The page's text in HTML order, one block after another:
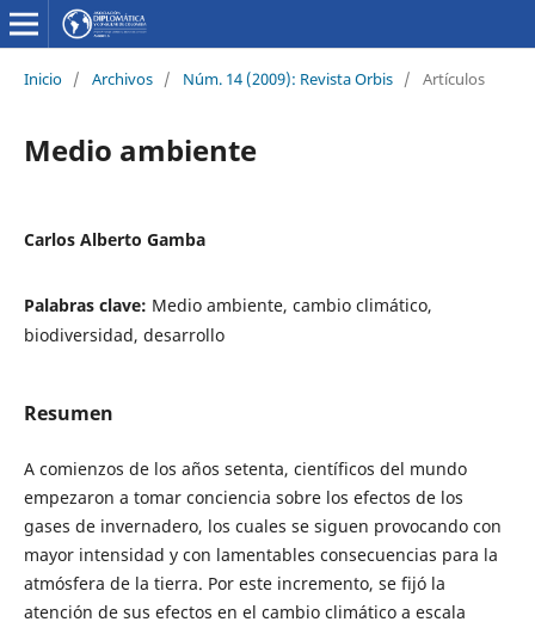
Inicio / Archivos / Núm. 14 (2009): Revista Orbis / Artículos
Medio ambiente
Carlos Alberto Gamba
Palabras clave: Medio ambiente, cambio climático,
biodiversidad, desarrollo
Resumen
A comienzos de los años setenta, científicos del mundo
empezaron a tomar conciencia sobre los efectos de los
gases de invernadero, los cuales se siguen provocando con
mayor intensidad y con lamentables consecuencias para la
atmósfera de la tierra. Por este incremento, se fijó la
atención de sus efectos en el cambio climático a escala